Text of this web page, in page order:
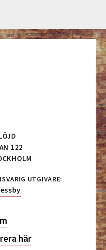
122
UTGIVARE:
här